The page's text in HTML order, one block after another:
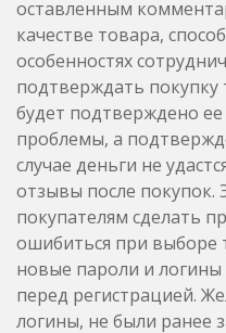
оставленным
качестве товара,
особенностях
подтверждать покупку
будет подтверждено ее
проблемы, а
случае деньги не
отзывы после
покупателям сделать
ошибиться при выборе
новые пароли и
перед регистрацией.
логины, не были ранее